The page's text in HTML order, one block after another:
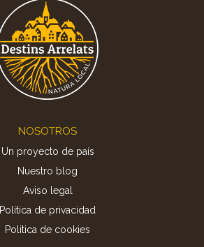
NOSOTROS
Un proyecto de país
Nuestro blog
Aviso legal
Política de privacidad
Politica de cookies